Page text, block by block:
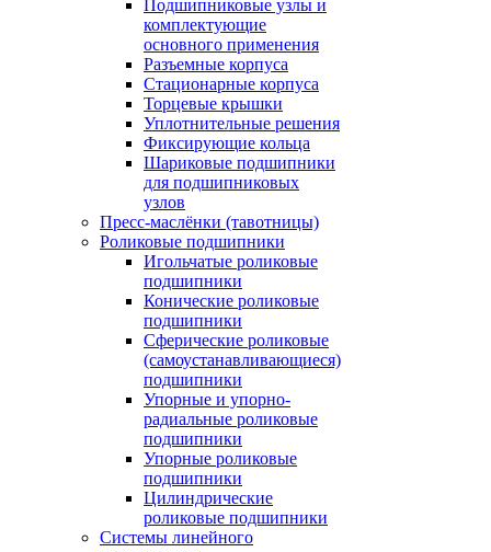
Подшипниковые узлы и
комплектующие
основного применения
Разъемные корпуса
Стационарные корпуса
Торцевые крышки
Уплотнительные решения
Фиксирующие кольца
Шариковые подшипники
для подшипниковых
узлов
Пресс-маслёнки (тавотницы)
Роликовые подшипники
Игольчатые роликовые
подшипники
Конические роликовые
подшипники
Сферические роликовые
(самоустанавливающиеся)
подшипники
Упорные и упорно-
радиальные роликовые
подшипники
Упорные роликовые
подшипники
Цилиндрические
роликовые подшипники
Системы линейного